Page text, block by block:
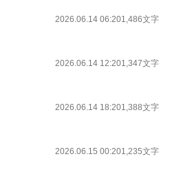
2026.06.14 06:201,486文字
2026.06.14 12:201,347文字
2026.06.14 18:201,388文字
2026.06.15 00:201,235文字